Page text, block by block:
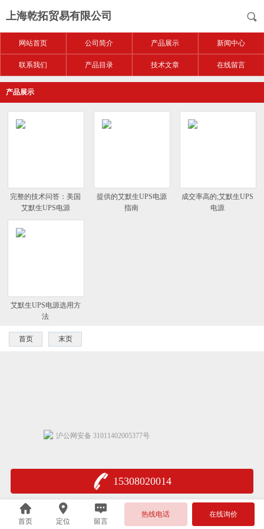
上海乾拓贸易有限公司
网站首页 公司简介 产品展示 新闻中心
联系我们 产品目录 技术文章 在线留言
产品展示
完整的技术问答：美国
艾默生UPS电源
提供的艾默生UPS电源
指南
成交率高的;艾默生UPS
电源
艾默生UPS电源选用方
法
首页 末页
15308020014
首页 定位 留言
热线电话 在线询价
沪公网安备 31011402005377号